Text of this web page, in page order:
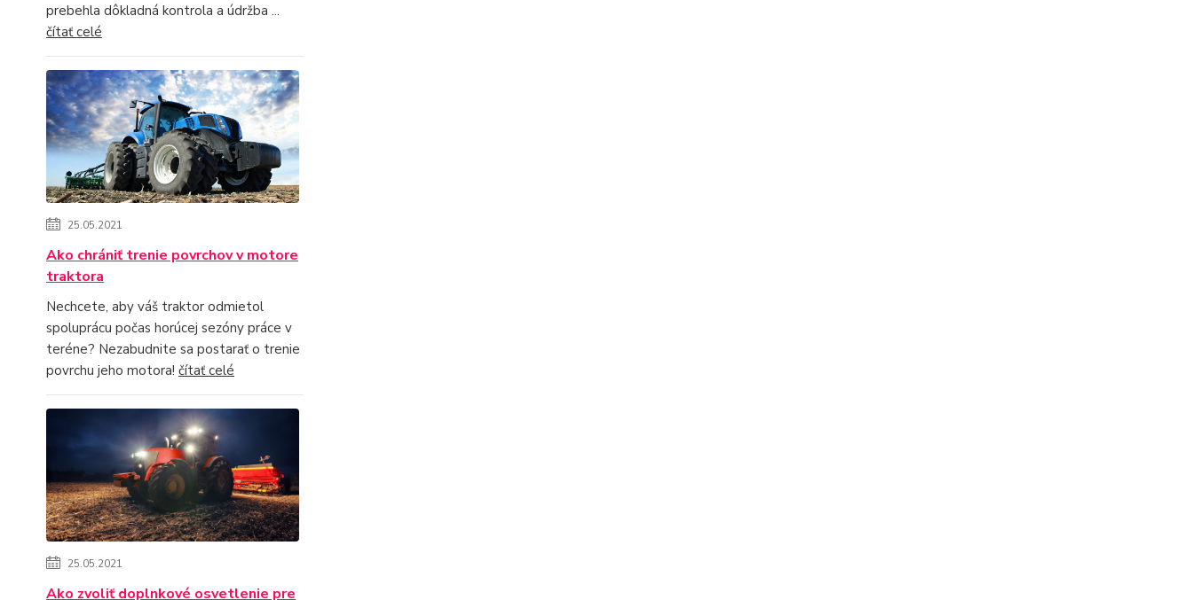
prebehla dôkladná kontrola a údržba ...
čítať celé
25.05.2021
Ako chrániť trenie povrchov v motore
traktora
Nechcete, aby váš traktor odmietol
spoluprácu počas horúcej sezóny práce v
teréne? Nezabudnite sa postarať o trenie
povrchu jeho motora! čítať celé
25.05.2021
Ako zvoliť doplnkové osvetlenie pre